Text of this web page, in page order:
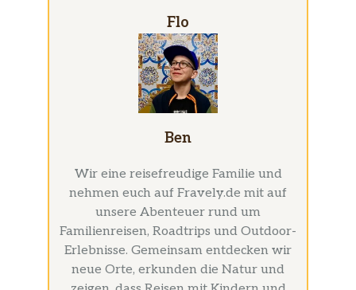
Flo
Ben
Wir eine reisefreudige Familie und
nehmen euch auf Fravely.de mit auf
unsere Abenteuer rund um
Familienreisen, Roadtrips und Outdoor-
Erlebnisse. Gemeinsam entdecken wir
neue Orte, erkunden die Natur und